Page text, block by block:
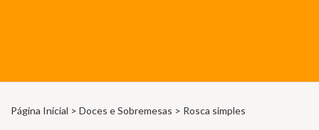
Página Inicial > Doces e Sobremesas > Rosca simples